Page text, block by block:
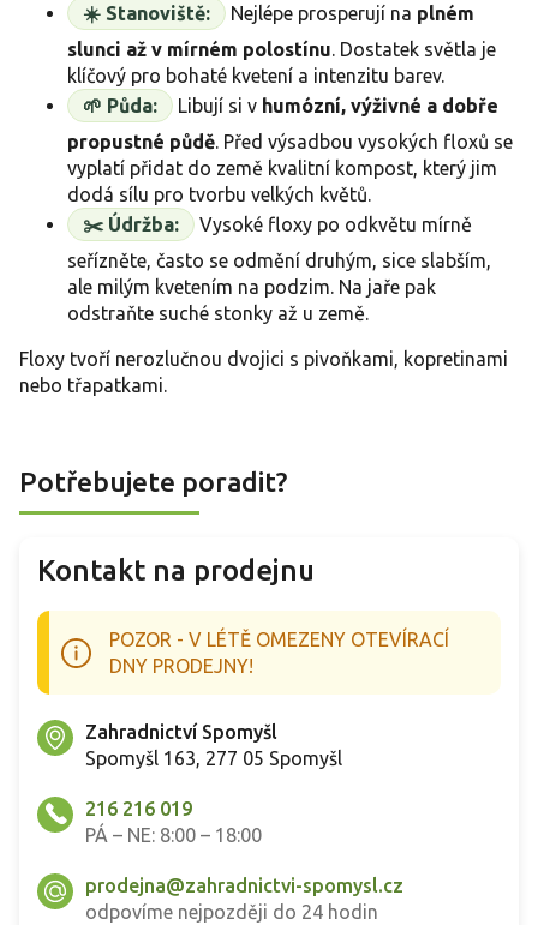
☀️ Stanoviště: Nejlépe prosperují na plném
slunci až v mírném polostínu. Dostatek světla je
klíčový pro bohaté kvetení a intenzitu barev.
🌱 Půda:
Libují si v humózní, výživné a dobře
propustné půdě. Před výsadbou vysokých floxů se
vyplatí přidat do země kvalitní kompost, který jim
dodá sílu pro tvorbu velkých květů.
✂️ Údržba:
Vysoké floxy po odkvětu mírně
seřízněte, často se odmění druhým, sice slabším,
ale milým kvetením na podzim. Na jaře pak
odstraňte suché stonky až u země.
Floxy tvoří nerozlučnou dvojici s pivoňkami, kopretinami
nebo třapatkami.
Potřebujete poradit?
Kontakt na prodejnu
POZOR - V LÉTĚ OMEZENY OTEVÍRACÍ
DNY PRODEJNY!
Zahradnictví Spomyšl
Spomyšl 163, 277 05 Spomyšl
216 216 019
PÁ – NE: 8:00 – 18:00
prodejna@zahradnictvi-spomysl.cz
odpovíme nejpozději do 24 hodin